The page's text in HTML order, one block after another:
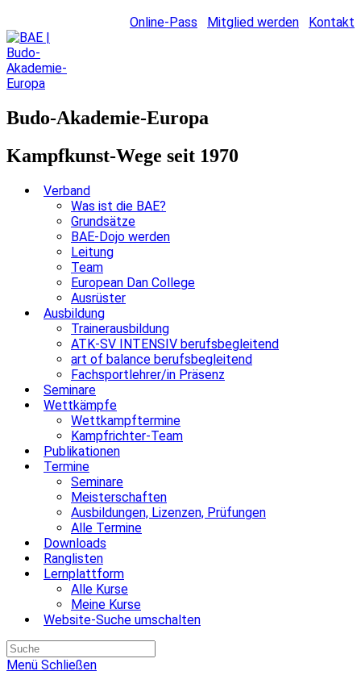
Online-Pass Mitglied werden Kontakt
Budo-Akademie-Europa
Kampfkunst-Wege seit 1970
Verband
Was ist die BAE?
Grundsätze
BAE-Dojo werden
Leitung
Team
European Dan College
Ausrüster
Ausbildung
Trainerausbildung
ATK-SV INTENSIV berufsbegleitend
art of balance berufsbegleitend
Fachsportlehrer/in Präsenz
Seminare
Wettkämpfe
Wettkampftermine
Kampfrichter-Team
Publikationen
Termine
Seminare
Meisterschaften
Ausbildungen, Lizenzen, Prüfungen
Alle Termine
Downloads
Ranglisten
Lernplattform
Alle Kurse
Meine Kurse
Website-Suche umschalten
Menü Schließen